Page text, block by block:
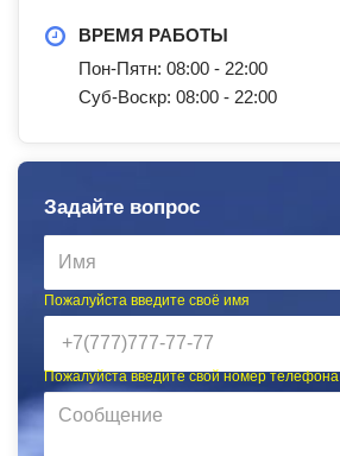
ВРЕМЯ РАБОТЫ
Пон-Пятн: 08:00 - 22:00
Суб-Воскр: 08:00 - 22:00
Задайте вопрос
Пожалуйста введите своё имя
Пожалуйста введите свой номер телефона